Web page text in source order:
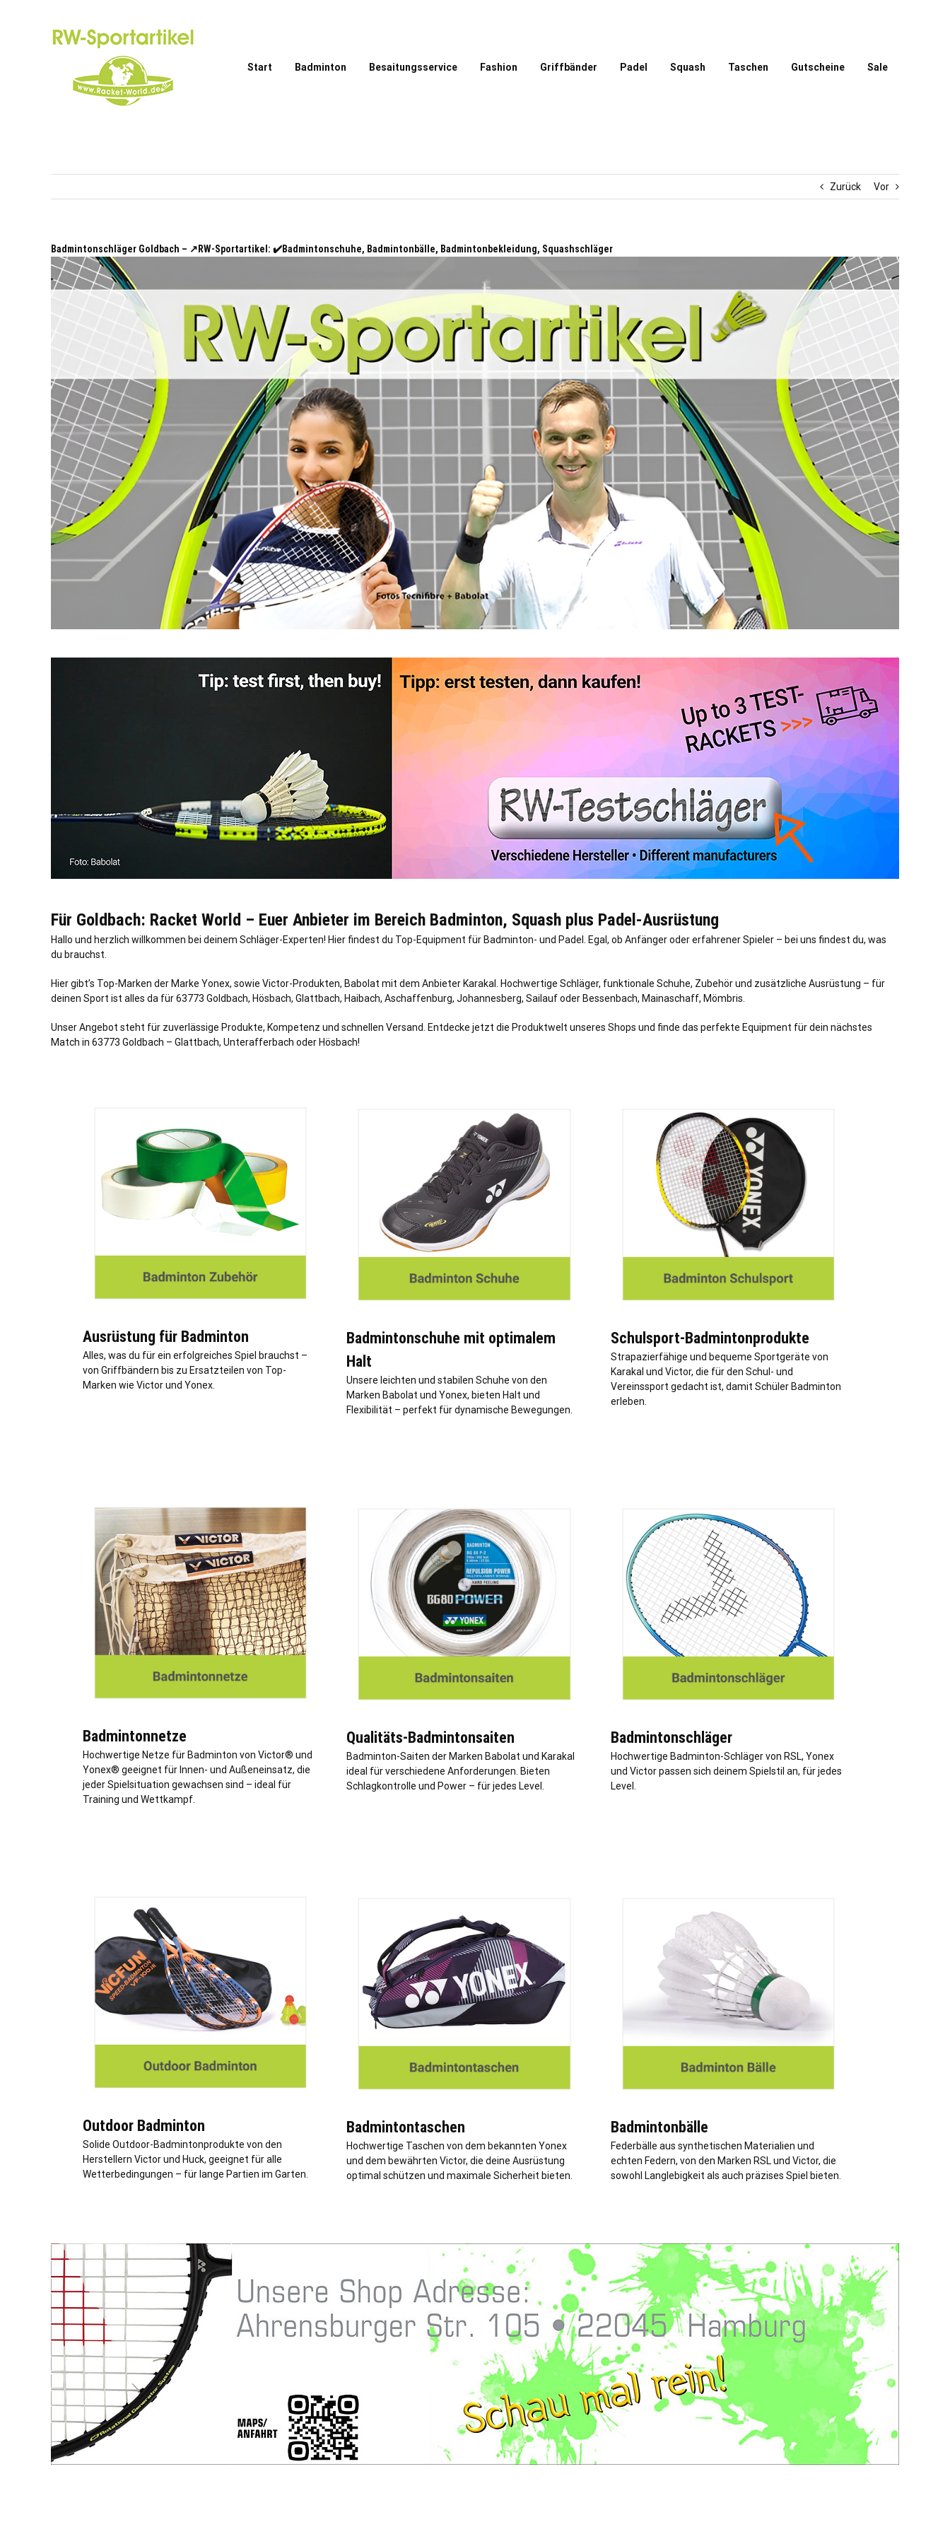
Start Badminton Besaitungsservice Fashion Griffbänder Padel Squash Taschen Gutscheine Sale
Zurück Vor
Badmintonschläger Goldbach – ↗️RW-Sportartikel: ✔️Badmintonschuhe, Badmintonbälle, Badmintonbekleidung, Squashschläger
Für Goldbach: Racket World – Euer Anbieter im Bereich Badminton, Squash plus Padel-Ausrüstung
Hallo und herzlich willkommen bei deinem Schläger-Experten! Hier findest du Top-Equipment für Badminton- und Padel. Egal, ob Anfänger oder erfahrener Spieler – bei uns findest du, was
du brauchst.
Hier gibt’s Top-Marken der Marke Yonex, sowie Victor-Produkten, Babolat mit dem Anbieter Karakal. Hochwertige Schläger, funktionale Schuhe, Zubehör und zusätzliche Ausrüstung – für
deinen Sport ist alles da für 63773 Goldbach, Hösbach, Glattbach, Haibach, Aschaffenburg, Johannesberg, Sailauf oder Bessenbach, Mainaschaff, Mömbris
Unser Angebot steht für zuverlässige Produkte, Kompetenz und schnellen Versand. Entdecke jetzt die Produktwelt unseres Shops und finde das perfekte Equipment für dein nächstes
Match in 63773 Goldbach – Glattbach, Unterafferbach oder Hösbach!
Ausrüstung für Badminton
Alles, was du für ein erfolgreiches Spiel brauchst –
von Griffbändern bis zu Ersatzteilen von Top-
Marken wie Victor und Yonex.
Badmintonschuhe mit optimalem
Halt
Unsere leichten und stabilen Schuhe von den
Marken Babolat und Yonex, bieten Halt und
Flexibilität – perfekt für dynamische Bewegungen.
Schulsport-Badmintonprodukte
Strapazierfähige und bequeme Sportgeräte von
Karakal und Victor, die für den Schul- und
Vereinssport gedacht ist, damit Schüler Badminton
erleben.
Badmintonnetze
Hochwertige Netze für Badminton von Victor® und
Yonex® geeignet für Innen- und Außeneinsatz, die
jeder Spielsituation gewachsen sind – ideal für
Training und Wettkampf.
Qualitäts-Badmintonsaiten
Badminton-Saiten der Marken Babolat und Karakal
ideal für verschiedene Anforderungen. Bieten
Schlagkontrolle und Power – für jedes Level.
Badmintonschläger
Hochwertige Badminton-Schläger von RSL, Yonex
und Victor passen sich deinem Spielstil an, für jedes
Level.
Outdoor Badminton
Solide Outdoor-Badmintonprodukte von den
Herstellern Victor und Huck, geeignet für alle
Wetterbedingungen – für lange Partien im Garten.
Badmintontaschen
Hochwertige Taschen von dem bekannten Yonex
und dem bewährten Victor, die deine Ausrüstung
optimal schützen und maximale Sicherheit bieten.
Badmintonbälle
Federbälle aus synthetischen Materialien und
echten Federn, von den Marken RSL und Victor, die
sowohl Langlebigkeit als auch präzises Spiel bieten.